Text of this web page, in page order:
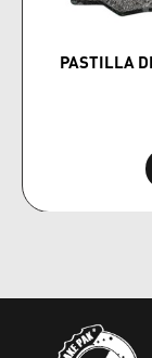
PASTILLA